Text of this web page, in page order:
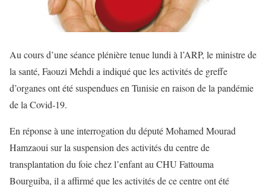
Au cours d’une séance plénière tenue lundi à l’ARP, le ministre de
la santé, Faouzi Mehdi a indiqué que les activités de greffe
d’organes ont été suspendues en Tunisie en raison de la pandémie
de la Covid-19.
En réponse à une interrogation du député Mohamed Mourad
Hamzaoui sur la suspension des activités du centre de
transplantation du foie chez l’enfant au CHU Fattouma
Bourguiba, il a affirmé que les activités de ce centre ont été